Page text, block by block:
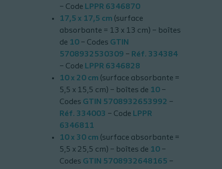
– Code LPPR 6346870
17,5 x 17,5 cm (surface
absorbante = 13 x 13 cm) – boîtes
de 10 – Codes GTIN
5708932530309 – Réf. 334384
– Code LPPR 6346828
10 x 20 cm (surface absorbante =
5,5 x 15,5 cm) – boîtes de 10 –
Codes GTIN 5708932653992 –
Réf. 334003 – Code LPPR
6346811
10 x 30 cm (surface absorbante =
5,5 x 25,5 cm) – boîtes de 10 –
Codes GTIN 5708932648165 –